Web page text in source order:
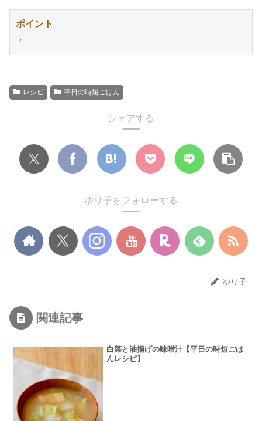
ポイント
・
レシピ 平日の時短ごはん
シェアする
ゆり子をフォローする
ゆり子
関連記事
白菜と油揚げの味噌汁【平日の時短ごは
んレシピ】